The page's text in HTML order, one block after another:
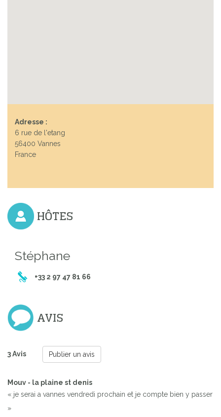
Adresse :
6 rue de l'etang
56400 Vannes
France
HÔTES
Stéphane
+33 2 97 47 81 66
AVIS
3 Avis Publier un avis
Mouv - la plaine st denis
« je serai a vannes vendredi prochain et je compte bien y passer
»